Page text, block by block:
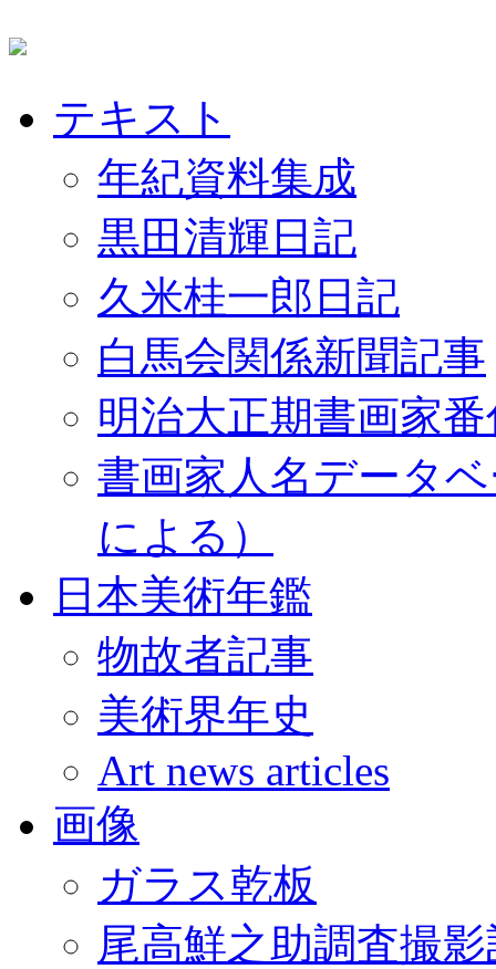
テキスト
年紀資料集成
黒田清輝日記
久米桂一郎日記
白馬会関係新聞記事
明治大正期書画家
書画家人名データ
による）
日本美術年鑑
物故者記事
美術界年史
Art news articles
画像
ガラス乾板
尾高鮮之助調査撮